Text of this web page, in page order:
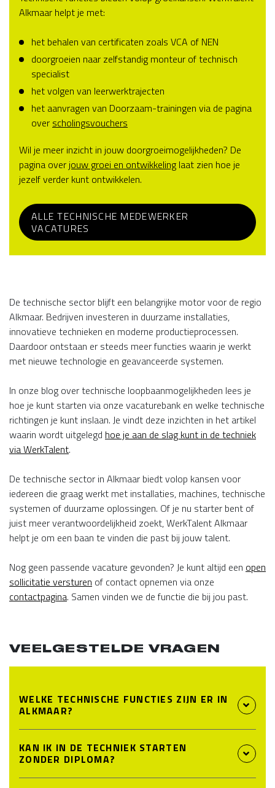
Alkmaar helpt je met:
het behalen van certificaten zoals VCA of NEN
doorgroeien naar zelfstandig monteur of technisch
specialist
het volgen van leerwerktrajecten
het aanvragen van Doorzaam-trainingen via de pagina
over scholingsvouchers
Wil je meer inzicht in jouw doorgroeimogelijkheden? De
pagina over jouw groei en ontwikkelinglaat zien hoe je
jezelf verder kunt ontwikkelen.
ALLE TECHNISCHE MEDEWERKER
VACATURES
De technische sector blijft een belangrijke motor voor de regio
Alkmaar. Bedrijven investeren in duurzame installaties,
innovatieve technieken en moderne productieprocessen.
Daardoor ontstaan er steeds meer functies waarin je werkt
met nieuwe technologie en geavanceerde systemen.
In onze blog over technische loopbaanmogelijkheden lees je
hoe je kunt starten via onze vacaturebank en welke technische
richtingen je kunt inslaan. Je vindt deze inzichten in het artikel
waarin wordt uitgelegd hoe je aan de slag kunt in de techniek
via WerkTalent.
De technische sector in Alkmaar biedt volop kansen voor
iedereen die graag werkt met installaties, machines, technische
systemen of duurzame oplossingen. Of je nu starter bent of
juist meer verantwoordelijkheid zoekt, WerkTalent Alkmaar
helpt je om een baan te vinden die past bij jouw talent.
Nog geen passende vacature gevonden? Je kunt altijd een open
sollicitatie versturen of contact opnemen via onze
contactpagina. Samen vinden we de functie die bij jou past.
VEELGESTELDE VRAGEN
WELKE TECHNISCHE FUNCTIES ZIJN ER IN
ALKMAAR?
KAN IK IN DE TECHNIEK STARTEN
ZONDER DIPLOMA?